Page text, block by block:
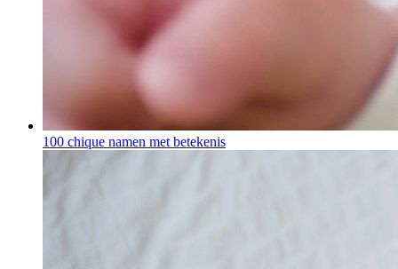
100 chique namen met betekenis